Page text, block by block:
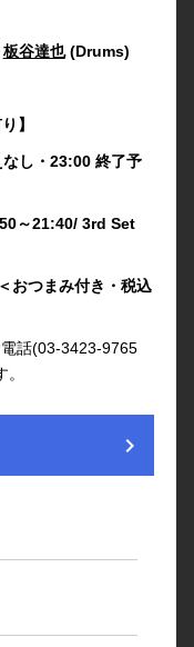
板谷達也(Drums)
】
し・23:00 終了予
～21:40/ 3rd Set
おつまみ付き・税込
話(03-3423-9765
chevron_right